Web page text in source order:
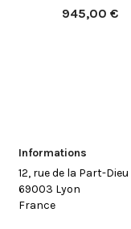
Prix
945,00 €
Informations
12, rue de la Part-Dieu
69003 Lyon
France